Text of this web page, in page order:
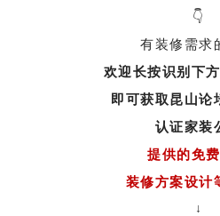
👇
有装修需求
欢迎长按识别下
即可获取昆山论
认证家装
提供的免
装修方案设计
↓